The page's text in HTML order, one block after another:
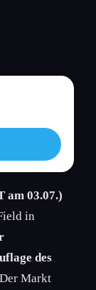
am 03.07.)
in
des
Markt